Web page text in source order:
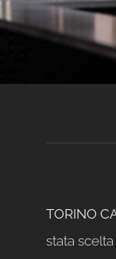
TORINO
stata